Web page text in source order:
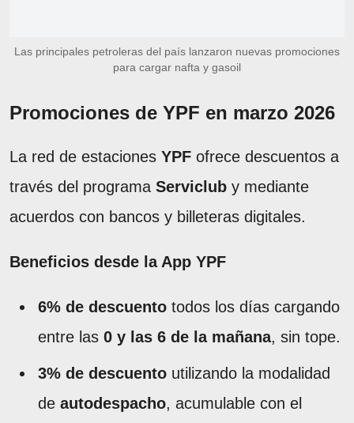
Las principales petroleras del país lanzaron nuevas promociones
para cargar nafta y gasoil
Promociones de YPF en marzo 2026
La red de estaciones YPF ofrece descuentos a
través del programa Serviclub y mediante
acuerdos con bancos y billeteras digitales.
Beneficios desde la App YPF
6% de descuento todos los días cargando
entre las 0 y las 6 de la mañana, sin tope.
3% de descuento utilizando la modalidad
de autodespacho, acumulable con el